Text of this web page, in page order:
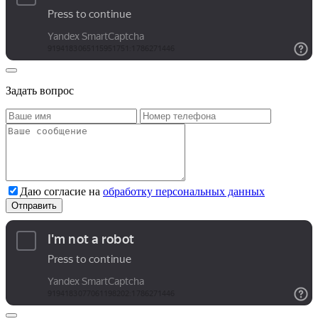
Задать вопрос
Даю согласие на обработку персональных данных